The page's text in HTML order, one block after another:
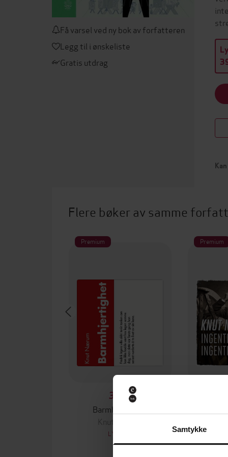
Samtykke
Få varsel ved ny bok av forfatteren
Legg til i ønskeliste
Gratis utdrag
Flere bøker av samme
Premium
399,-
Barmhjertighet
Knut Nærum
LYDBOK
Premium